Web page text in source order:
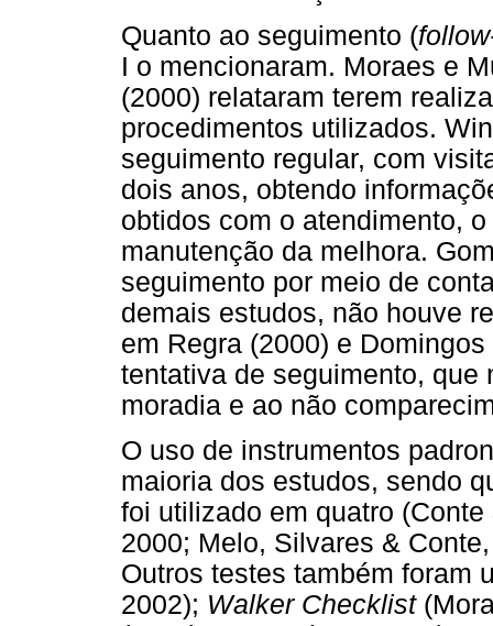
Quanto ao seguimento (
I o mencionaram. Moraes e
(2000) relataram terem
procedimentos utilizados.
seguimento regular, com
dois anos, obtendo
obtidos com o atendimento,
manutenção da melhora.
seguimento por meio de
demais estudos, não houve
em Regra (2000) e
tentativa de seguimento, que
moradia e ao não
O uso de instrumentos
maioria dos estudos, sendo
foi utilizado em quatro
2000; Melo, Silvares &
Outros testes também foram
2002); Walker Checklist